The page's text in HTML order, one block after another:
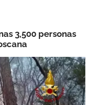
3,500 personas